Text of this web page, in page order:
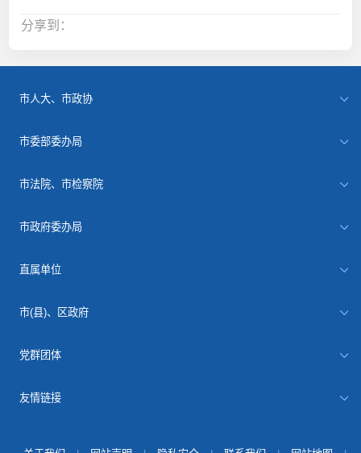
分享到：
市人大、市政协
市委部委办局
市法院、市检察院
市政府委办局
直属单位
市(县)、区政府
党群团体
友情链接